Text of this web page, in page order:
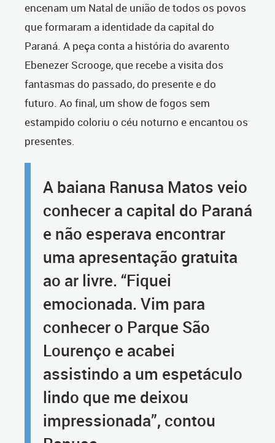
encenam um Natal de união de todos os povos
que formaram a identidade da capital do
Paraná. A peça conta a história do avarento
Ebenezer Scrooge, que recebe a visita dos
fantasmas do passado, do presente e do
futuro. Ao final, um show de fogos sem
estampido coloriu o céu noturno e encantou os
presentes.
A baiana Ranusa Matos veio
conhecer a capital do Paraná
e não esperava encontrar
uma apresentação gratuita
ao ar livre. “Fiquei
emocionada. Vim para
conhecer o Parque São
Lourenço e acabei
assistindo a um espetáculo
lindo que me deixou
impressionada”, contou